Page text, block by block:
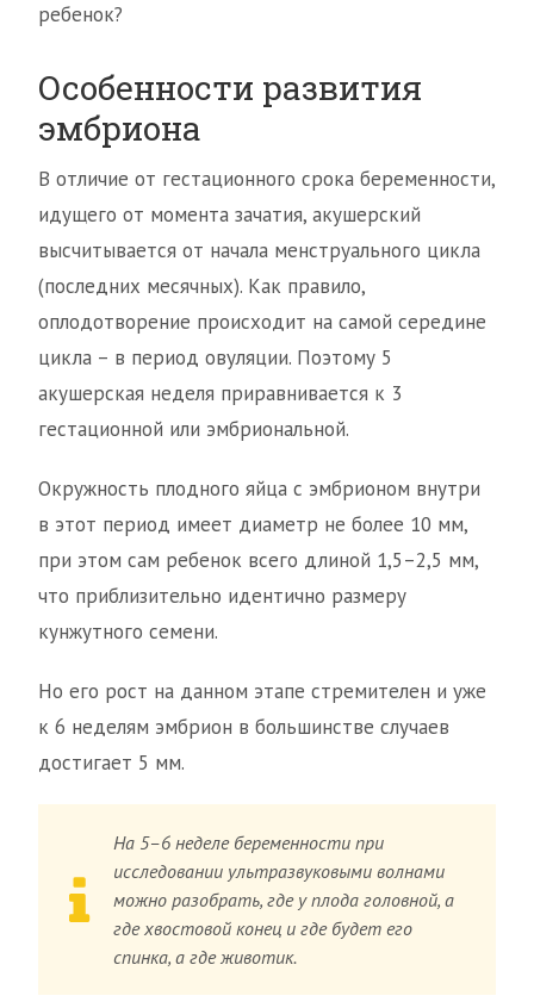
ребенок?
Особенности развития
эмбриона
В отличие от гестационного срока беременности,
идущего от момента зачатия, акушерский
высчитывается от начала менструального цикла
(последних месячных). Как правило,
оплодотворение происходит на самой середине
цикла – в период овуляции. Поэтому 5
акушерская неделя приравнивается к 3
гестационной или эмбриональной.
Окружность плодного яйца с эмбрионом внутри
в этот период имеет диаметр не более 10 мм,
при этом сам ребенок всего длиной 1,5–2,5 мм,
что приблизительно идентично размеру
кунжутного семени.
Но его рост на данном этапе стремителен и уже
к 6 неделям эмбрион в большинстве случаев
достигает 5 мм.
На 5–6 неделе беременности при
исследовании ультразвуковыми волнами
можно разобрать, где у плода головной, а
где хвостовой конец и где будет его
спинка, а где животик.